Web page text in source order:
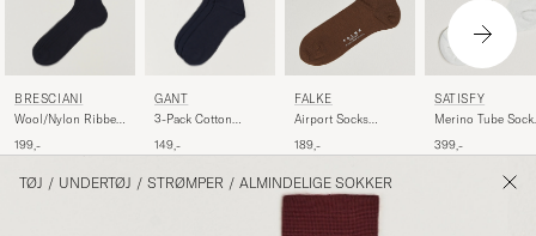
BRESCIANI
Wool/Nylon Ribbed
199,-
GANT
3-Pack Cotton
149,-
FALKE
Airport Socks
189,-
SATISFY
Merino Tube
399,-
TØJ / UNDERTØJ / STRØMPER / ALMINDELIGE SOKKER